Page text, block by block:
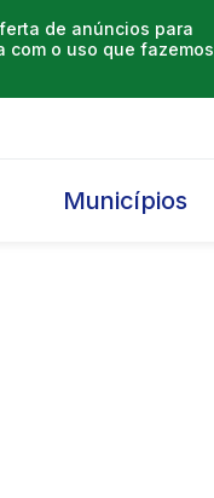
de anúncios para
com o uso que fazemos
Municípios